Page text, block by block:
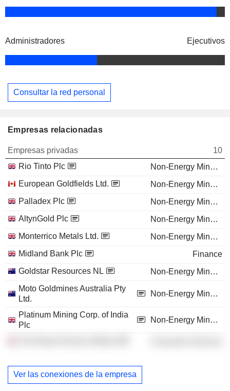
Administradores Ejecutivos
Consultar la red personal
Empresas relacionadas
Empresas privadas
10
Rio Tinto Plc
Non-Energy Minerals
European Goldfields Ltd.
Non-Energy Minerals
Palladex Plc
Non-Energy Minerals
AltynGold Plc
Non-Energy Minerals
Monterrico Metals Ltd.
Non-Energy Minerals
Midland Bank Plc
Finance
Goldstar Resources NL
Non-Energy Minerals
Moto Goldmines Australia Pty
Ltd.
Non-Energy Minerals
Platinum Mining Corp. of India
Plc
Non-Energy Minerals
Ver las conexiones de la empresa